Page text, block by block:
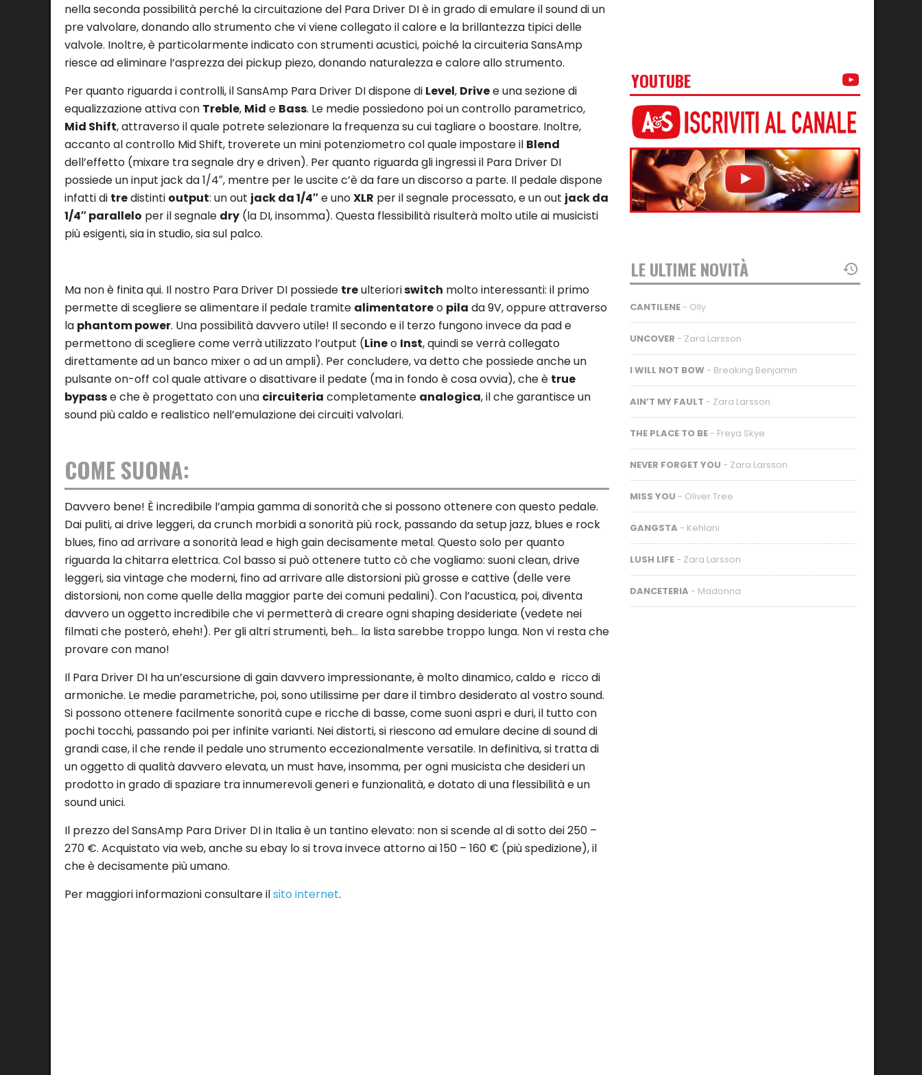
nella seconda possibilità perché la circuitazione del Para Driver DI è in grado di emulare il sound di un
pre valvolare, donando allo strumento che vi viene collegato il calore e la brillantezza tipici delle
valvole. Inoltre, è particolarmente indicato con strumenti acustici, poiché la circuiteria SansAmp
riesce ad eliminare l’asprezza dei pickup piezo, donando naturalezza e calore allo strumento.
Per quanto riguarda i controlli, il SansAmp Para Driver DI dispone di Level, Drivee una sezione di
equalizzazione attiva con Treble, Mid e Bass. Le medie possiedono poi un controllo parametrico,
Mid Shift, attraverso il quale potrete selezionare la frequenza su cui tagliare o boostare. Inoltre,
accanto al controllo Mid Shift, troverete un mini potenziometro col quale impostare il Blend
dell’effetto (mixare tra segnale dry e driven). Per quanto riguarda gli ingressi il Para Driver DI
possiede un input jack da 1/4″, mentre per le uscite c’è da fare un discorso a parte. Il pedale dispone
infatti di tredistinti output: un out jack da 1/4″e unoXLR per il segnale processato, e un out jack da
1/4″ parallelo per il segnale dry (la DI, insomma). Questa flessibilità risulterà molto utile ai musicisti
più esigenti, sia in studio, sia sul palco.
Ma non è finita qui. Il nostro Para Driver DI possiede treulterioriswitch molto interessanti: il primo
permette di scegliere se alimentare il pedale tramite alimentatoreo pila da 9V, oppure attraverso
la phantom power. Una possibilità davvero utile! Il secondo e il terzo fungono invece da pad e
permettono di scegliere come verrà utilizzato l’output (Lineo Inst, quindi se verrà collegato
direttamente ad un banco mixer o ad un ampli). Per concludere, va detto che possiede anche un
pulsante on-off col quale attivare o disattivare il pedate (ma in fondo è cosa ovvia), che è true
bypasse che è progettato con una circuiteria completamente analogica, il che garantisce un
sound più caldo e realistico nell’emulazione dei circuiti valvolari.
COME SUONA:
Davvero bene! È incredibile l’ampia gamma di sonorità che si possono ottenere con questo pedale.
Dai puliti, ai drive leggeri, da crunch morbidi a sonorità più rock, passando da setup jazz, blues e rock
blues, fino ad arrivare a sonorità lead e high gain decisamente metal. Questo solo per quanto
riguarda la chitarra elettrica. Col basso si può ottenere tutto cò che vogliamo: suoni clean, drive
leggeri, sia vintage che moderni, fino ad arrivare alle distorsioni più grosse e cattive (delle vere
distorsioni, non come quelle della maggior parte dei comuni pedalini). Con l’acustica, poi, diventa
davvero un oggetto incredibile che vi permetterà di creare ogni shaping desideriate (vedete nei
filmati che posterò, eheh!). Per gli altri strumenti, beh… la lista sarebbe troppo lunga. Non vi resta che
provare con mano!
Il Para Driver DI ha un’escursione di gain davvero impressionante, è molto dinamico, caldo e ricco di
armoniche. Le medie parametriche, poi, sono utilissime per dare il timbro desiderato al vostro sound.
Si possono ottenere facilmente sonorità cupe e ricche di basse, come suoni aspri e duri, il tutto con
pochi tocchi, passando poi per infinite varianti. Nei distorti, si riescono ad emulare decine di sound di
grandi case, il che rende il pedale uno strumento eccezionalmente versatile. In definitiva, si tratta di
un oggetto di qualità davvero elevata, un must have, insomma, per ogni musicista che desideri un
prodotto in grado di spaziare tra innumerevoli generi e funzionalità, e dotato di una flessibilità e un
sound unici.
Il prezzo del SansAmp Para Driver DI in Italia è un tantino elevato: non si scende al di sotto dei 250 –
270 €. Acquistato via web, anche su ebay lo si trova invece attorno ai 150 – 160 € (più spedizione), il
che è decisamente più umano.
Per maggiori informazioni consultare ilsito internet.
YOUTUBE
LE ULTIME NOVITÀ
CANTILENE - Olly
UNCOVER - Zara Larsson
I WILL NOT BOW - Breaking Benjamin
AIN’T MY FAULT - Zara Larsson
THE PLACE TO BE - Freya Skye
NEVER FORGET YOU - Zara Larsson
MISS YOU - Oliver Tree
GANGSTA - Kehlani
LUSH LIFE - Zara Larsson
DANCETERIA - Madonna